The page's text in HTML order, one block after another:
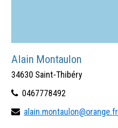
Alain Montaulon
34630 Saint-Thibéry
0467778492
alain.montaulon@orange.fr